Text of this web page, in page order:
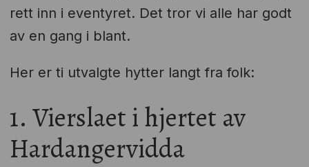
rett inn i eventyret. Det tror vi alle har godt
av en gang i blant.
Her er ti utvalgte hytter langt fra folk:
1. Vierslaet i hjertet av
Hardangervidda